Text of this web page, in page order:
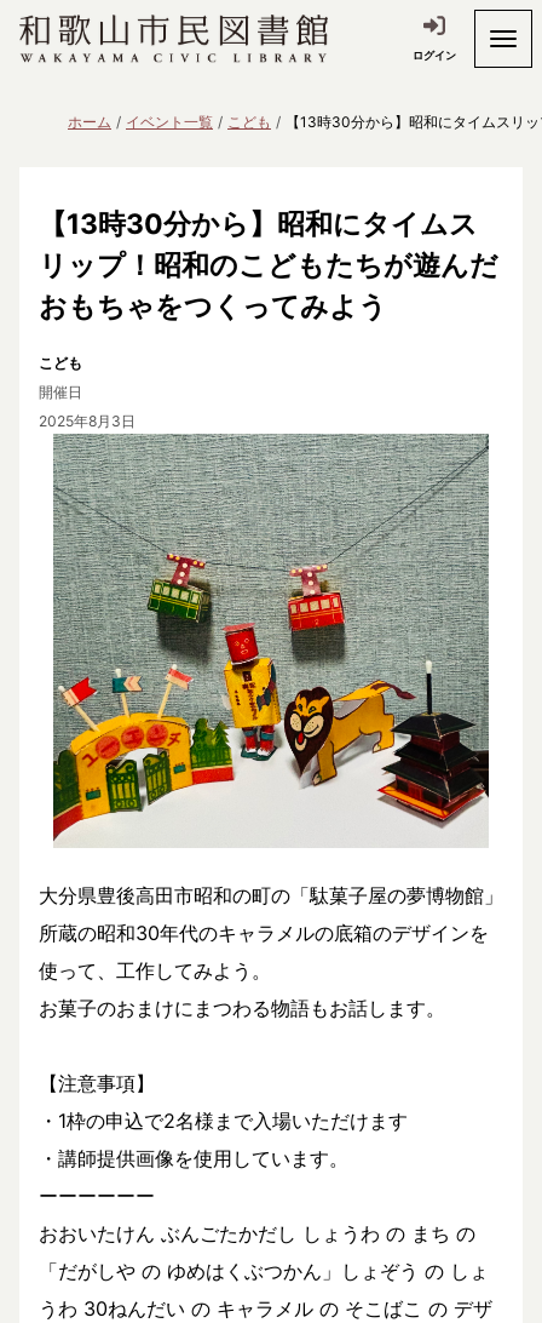
ログイン
ホーム イベント一覧 こども 【13時30分から】昭和にタイムスリ
【13時30分から】昭和にタイムス
リップ！昭和のこどもたちが遊んだ
おもちゃをつくってみよう
こども
開催日
2025年8月3日
大分県豊後高田市昭和の町の「駄菓子屋の夢博物館」
所蔵の昭和30年代のキャラメルの底箱のデザインを
使って、工作してみよう。
お菓子のおまけにまつわる物語もお話します。
【注意事項】
・1枠の申込で2名様まで入場いただけます
・講師提供画像を使用しています。
ーーーーーー
おおいたけん ぶんごたかだし しょうわ の まち の
「だがしや の ゆめはくぶつかん」しょぞう の しょ
うわ 30ねんだい の キャラメル の そこばこ の デザ